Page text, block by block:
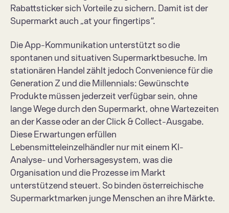
Rabattsticker sich Vorteile zu sichern. Damit ist der
Supermarkt auch „at your fingertips“.
Die App-Kommunikation unterstützt so die
spontanen und situativen Supermarktbesuche. Im
stationären Handel zählt jedoch Convenience für die
Generation Z und die Millennials: Gewünschte
Produkte müssen jederzeit verfügbar sein, ohne
lange Wege durch den Supermarkt, ohne Wartezeiten
an der Kasse oder an der Click & Collect-Ausgabe.
Diese Erwartungen erfüllen
Lebensmitteleinzelhändler nur mit einem KI-
Analyse- und Vorhersagesystem, was die
Organisation und die Prozesse im Markt
unterstützend steuert. So binden österreichische
Supermarktmarken junge Menschen an ihre Märkte.